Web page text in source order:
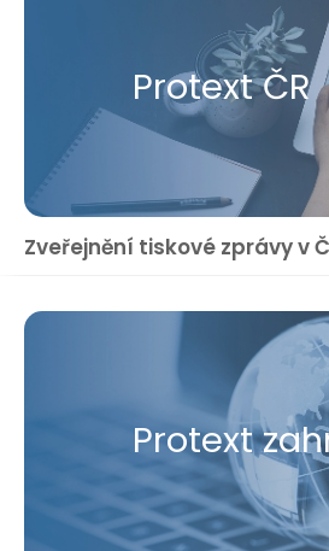
Protext ČR
Zveřejnění tiskové zprávy v
Protext